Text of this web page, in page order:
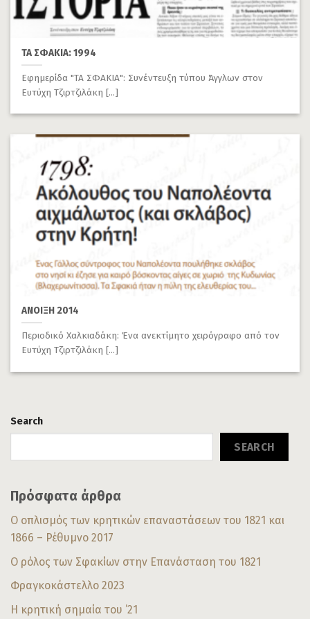
Search
SEARCH
Πρόσφατα άρθρα
Ο οπλισμός των κρητικών επαναστάσεων του 1821 και
1866 – Ρέθυμνο 2017
Ο ρόλος των Σφακίων στην Επανάσταση του 1821
Φραγκοκάστελλο 2023
Η κρητική σημαία του ’21
ΤΑ ΣΦΑΚΙΑ: 1994
Εφημερίδα "ΤΑ ΣΦΑΚΙΑ": Συνέντευξη τύπου Άγγλων στον
Ευτύχη Τζιρτζιλάκη [...]
ΑΝΟΙΞΗ 2014
Περιοδικό Χαλκιαδάκη: Ένα ανεκτίμητο χειρόγραφο από τον
Ευτύχη Τζιρτζιλάκη [...]